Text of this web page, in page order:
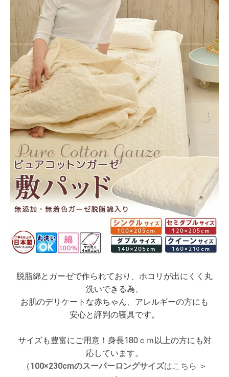
脱脂綿とガーゼで作られており、ホコリが出にくく丸
洗いできる為、
お肌のデリケートな赤ちゃん、アレルギーの方にも
安心と評判の寝具です。
サイズも豊富にご用意！身長180ｃｍ以上の方にも対
応しています。
（100×230cmのスーパーロングサイズはこちら ＞